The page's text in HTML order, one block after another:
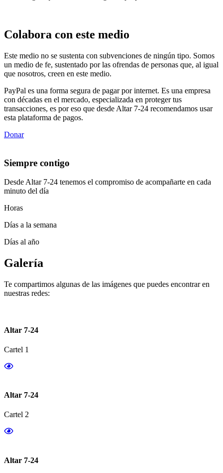
Colabora con este medio
Este medio no se sustenta con subvenciones de ningún tipo. Somos
un medio de fe, sustentado por las ofrendas de personas que, al igual
que nosotros, creen en este medio.
PayPal es una forma segura de pagar por internet. Es una empresa
con décadas en el mercado, especializada en proteger tus
transacciones, es por eso que desde Altar 7-24 recomendamos usar
esta plataforma de pagos.
Donar
Siempre contigo
Desde Altar 7-24 tenemos el compromiso de acompañarte en cada
minuto del día
Horas
Días a la semana
Días al año
Galería
Te compartimos algunas de las imágenes que puedes encontrar en
nuestras redes:
Altar 7-24
Cartel 1
Altar 7-24
Cartel 2
Altar 7-24